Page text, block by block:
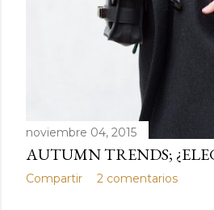
noviembre 04, 2015
AUTUMN TRENDS;
Compartir 2 comentarios